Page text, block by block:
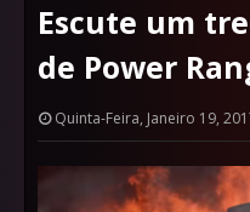
Escute um
de Power
Quinta-Feira, Janeiro 19,